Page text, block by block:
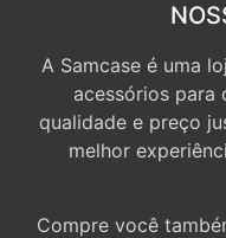
A Samcase é uma
acessórios para
qualidade e preço
melhor
Compre você